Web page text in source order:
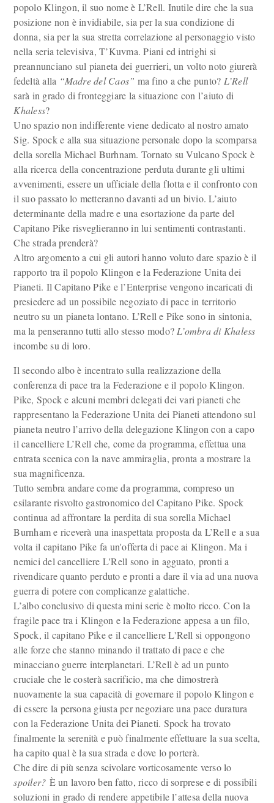
popolo Klingon, il suo nome è L’Rell. Inutile dire che la sua
posizione non è invidiabile, sia per la sua condizione di
donna, sia per la sua stretta correlazione al personaggio visto
nella seria televisiva, T’Kuvma. Piani ed intrighi si
preannunciano sul pianeta dei guerrieri, un volto noto giurerà
fedeltà alla “Madre del Caos” ma fino a che punto? L’Rell
sarà in grado di fronteggiare la situazione con l’aiuto di
Khaless?
Uno spazio non indifferente viene dedicato al nostro amato
Sig. Spock e alla sua situazione personale dopo la scomparsa
della sorella Michael Burhnam. Tornato su Vulcano Spock è
alla ricerca della concentrazione perduta durante gli ultimi
avvenimenti, essere un ufficiale della flotta e il confronto con
il suo passato lo metteranno davanti ad un bivio. L’aiuto
determinante della madre e una esortazione da parte del
Capitano Pike risveglieranno in lui sentimenti contrastanti.
Che strada prenderà?
Altro argomento a cui gli autori hanno voluto dare spazio è il
rapporto tra il popolo Klingon e la Federazione Unita dei
Pianeti. Il Capitano Pike e l’Enterprise vengono incaricati di
presiedere ad un possibile negoziato di pace in territorio
neutro su un pianeta lontano. L’Rell e Pike sono in sintonia,
ma la penseranno tutti allo stesso modo? L’ombra di Khaless
incombe su di loro.
Il secondo albo è incentrato sulla realizzazione della
conferenza di pace tra la Federazione e il popolo Klingon.
Pike, Spock e alcuni membri delegati dei vari pianeti che
rappresentano la Federazione Unita dei Pianeti attendono sul
pianeta neutro l’arrivo della delegazione Klingon con a capo
il cancelliere L’Rell che, come da programma, effettua una
entrata scenica con la nave ammiraglia, pronta a mostrare la
sua magnificenza.
Tutto sembra andare come da programma, compreso un
esilarante risvolto gastronomico del Capitano Pike. Spock
continua ad affrontare la perdita di sua sorella Michael
Burnham e riceverà una inaspettata proposta da L’Rell e a sua
volta il capitano Pike fa un'offerta di pace ai Klingon. Ma i
nemici del cancelliere L'Rell sono in agguato, pronti a
rivendicare quanto perduto e pronti a dare il via ad una nuova
guerra di potere con complicanze galattiche.
L’albo conclusivo di questa mini serie è molto ricco. Con la
fragile pace tra i Klingon e la Federazione appesa a un filo,
Spock, il capitano Pike e il cancelliere L'Rell si oppongono
alle forze che stanno minando il trattato di pace e che
minacciano guerre interplanetari. L’Rell è ad un punto
cruciale che le costerà sacrificio, ma che dimostrerà
nuovamente la sua capacità di governare il popolo Klingon e
di essere la persona giusta per negoziare una pace duratura
con la Federazione Unita dei Pianeti. Spock ha trovato
finalmente la serenità e può finalmente effettuare la sua scelta,
ha capito qual è la sua strada e dove lo porterà.
Che dire di più senza scivolare vorticosamente verso lo
spoiler? È un lavoro ben fatto, ricco di sorprese e di possibili
soluzioni in grado di rendere appetibile l’attesa della nuova